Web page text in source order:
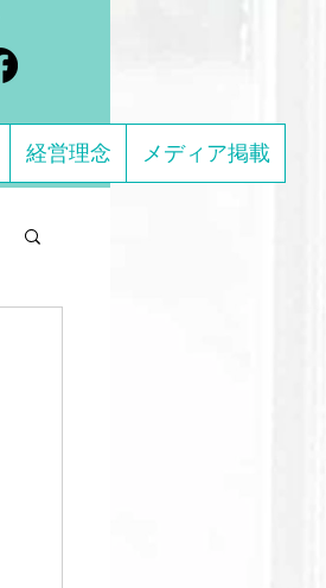
経営理念 メディア掲載